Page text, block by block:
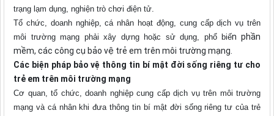
trạng lạm dụng, nghiện trò chơi điện tử.
Tổ chức, doanh nghiệp, cá nhân hoạt động, cung cấp dịch vụ trên
môi trường mạng phải xây dựng hoặc sử dụng, phổ biến phần
mềm, các công cụ bảo vệ trẻ em trên môi trường mạng.
Các biện pháp bảo vệ thông tin bí mật đời sống riêng tư cho
trẻ em trên môi trường mạng
Cơ quan, tổ chức, doanh nghiệp cung cấp dịch vụ trên môi trường
mạng và cá nhân khi đưa thông tin bí mật đời sống riêng tư của trẻ